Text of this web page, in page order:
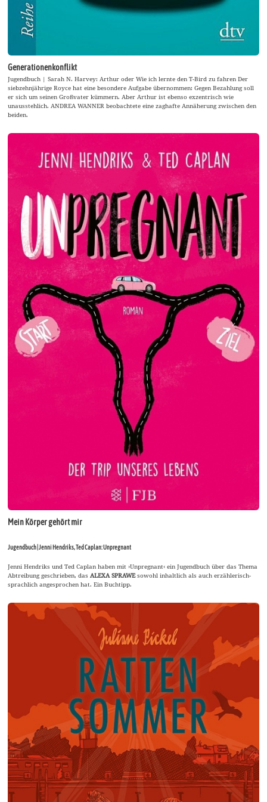
Generationenkonflikt
Jugendbuch | Sarah N. Harvey: Arthur oder Wie ich lernte den T-Bird zu fahren Der
siebzehnjährige Royce hat eine besondere Aufgabe übernommen: Gegen Bezahlung soll
er sich um seinen Großvater kümmern. Aber Arthur ist ebenso exzentrisch wie
unausstehlich. ANDREA WANNER beobachtete eine zaghafte Annäherung zwischen den
beiden.
Mein Körper gehört mir
Jugendbuch | Jenni Hendriks, Ted Caplan: Unpregnant
Jenni Hendriks und Ted Caplan haben mit ›Unpregnant‹ ein Jugendbuch über das Thema
Abtreibung geschrieben, das ALEXA SPRAWEsowohl inhaltlich als auch erzählerisch-
sprachlich angesprochen hat. Ein Buchtipp.